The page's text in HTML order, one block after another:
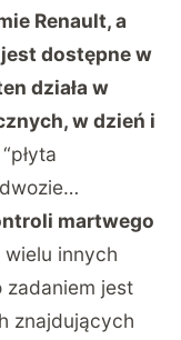
Renault, a
dostępne w
działa w
w dzień i
martwego
innych
zadaniem jest
znajdujących